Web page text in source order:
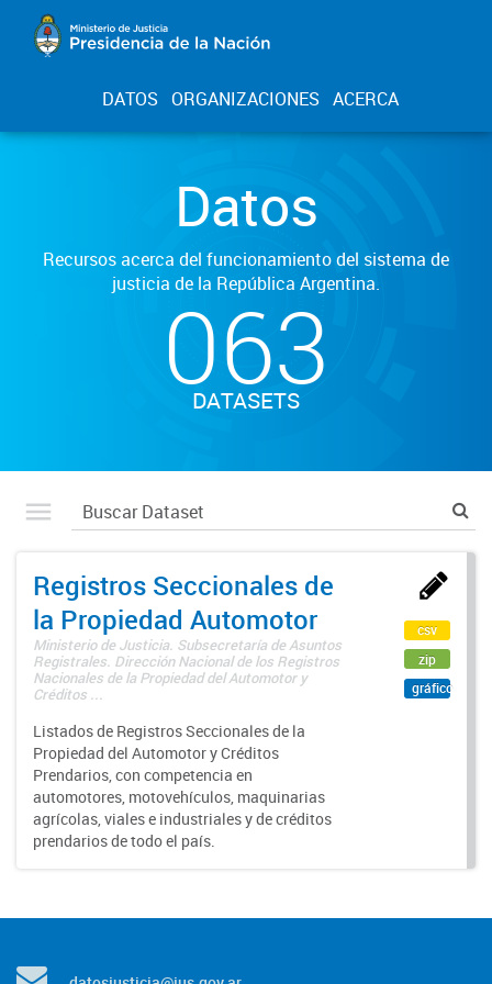
DATOS ORGANIZACIONES ACERCA
Datos
Recursos acerca del funcionamiento del sistema de
justicia de la República Argentina.
063
DATASETS
Registros Seccionales de
la Propiedad Automotor
Ministerio de Justicia. Subsecretaría de Asuntos
Registrales. Dirección Nacional de los Registros
Nacionales de la Propiedad del Automotor y
Créditos ...
Listados de Registros Seccionales de la
Propiedad del Automotor y Créditos
Prendarios, con competencia en
automotores, motovehículos, maquinarias
agrícolas, viales e industriales y de créditos
prendarios de todo el país.
csv
zip
gráfico